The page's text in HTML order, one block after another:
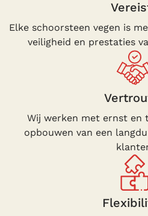
Elke schoorsteen vegen is
veiligheid en prestaties
Wij werken met ernst en
opbouwen van een